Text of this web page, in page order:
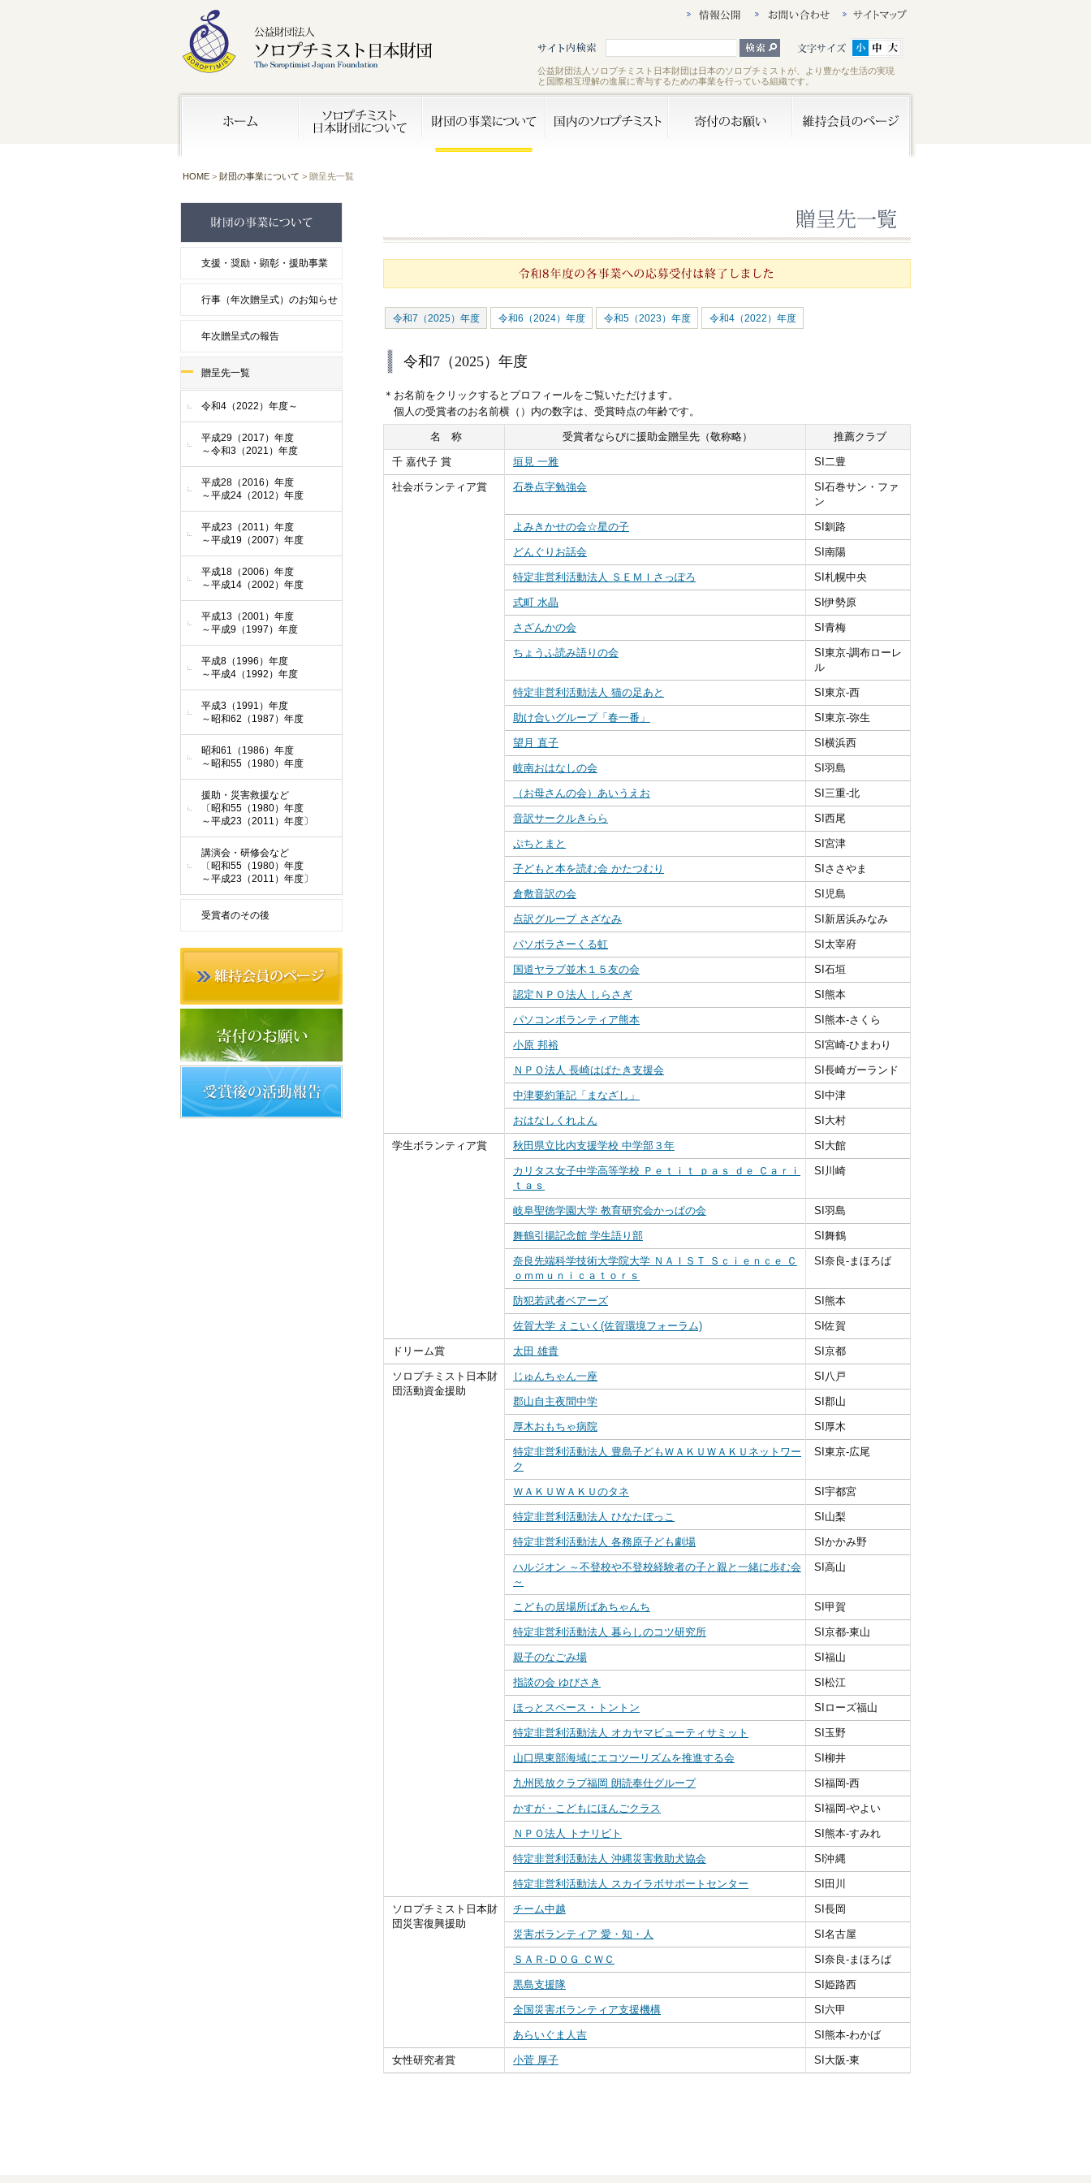
公益財団法人ソロプチミスト日本財団は日本のソロプチミストが、より豊かな生活の実現
と国際相互理解の進展に寄与するための事業を行っている組織です。
HOME > 財団の事業について > 贈呈先一覧
令和7（2025）年度 令和6（2024）年度 令和5（2023）年度 令和4（2022）年度
令和7（2025）年度
＊お名前をクリックするとプロフィールをご覧いただけます。
個人の受賞者のお名前横（）内の数字は、受賞時点の年齢です。
名 称 受賞者ならびに援助金贈呈先（敬称略） 推薦クラブ
千 嘉代子 賞 垣見 一雅 SI二豊
社会ボランティア賞 石巻点字勉強会
SI石巻サン・ファ
ン
よみきかせの会☆星の子 SI釧路
どんぐりお話会 SI南陽
特定非営利活動法人 ＳＥＭＩさっぽろ SI札幌中央
式町 水晶 SI伊勢原
さざんかの会 SI青梅
ちょうふ読み語りの会
SI東京‐調布ローレ
ル
特定非営利活動法人 猫の足あと SI東京‐西
助け合いグループ「春一番」 SI東京‐弥生
望月 直子 SI横浜西
岐南おはなしの会 SI羽島
（お母さんの会）あいうえお SI三重‐北
音訳サークルきらら SI西尾
ぷちとまと SI宮津
子どもと本を読む会 かたつむり SIささやま
倉敷音訳の会 SI児島
点訳グループ さざなみ SI新居浜みなみ
パソボラさーくる虹 SI太宰府
国道ヤラブ並木１５友の会 SI石垣
認定ＮＰＯ法人 しらさぎ SI熊本
パソコンボランティア熊本 SI熊本‐さくら
小原 邦裕 SI宮崎‐ひまわり
ＮＰＯ法人 長崎はばたき支援会 SI長崎ガーランド
中津要約筆記「まなざし」 SI中津
おはなしくれよん SI大村
学生ボランティア賞 秋田県立比内支援学校 中学部３年 SI大館
カリタス女子中学高等学校 Ｐｅｔｉｔ ｐａｓ ｄｅ Ｃａｒｉ
ｔａｓ
SI川崎
岐阜聖徳学園大学 教育研究会かっぱの会 SI羽島
舞鶴引揚記念館 学生語り部 SI舞鶴
奈良先端科学技術大学院大学 ＮＡＩＳＴ Ｓｃｉｅｎｃｅ Ｃ
ｏｍｍｕｎｉｃａｔｏｒｓ
SI奈良‐まほろば
防犯若武者ベアーズ SI熊本
佐賀大学 えこいく(佐賀環境フォーラム) SI佐賀
ドリーム賞 太田 雄貴 SI京都
ソロプチミスト日本財
団活動資金援助
じゅんちゃん一座 SI八戸
郡山自主夜間中学 SI郡山
厚木おもちゃ病院 SI厚木
特定非営利活動法人 豊島子どもＷＡＫＵＷＡＫＵネットワー
ク
SI東京‐広尾
ＷＡＫＵＷＡＫＵのタネ SI宇都宮
特定非営利活動法人 ひなたぼっこ SI山梨
特定非営利活動法人 各務原子ども劇場 SIかかみ野
ハルジオン ～不登校や不登校経験者の子と親と一緒に歩む会
～
SI高山
こどもの居場所ばあちゃんち SI甲賀
特定非営利活動法人 暮らしのコツ研究所 SI京都‐東山
親子のなごみ場 SI福山
指談の会 ゆびさき SI松江
ほっとスペース・トントン SIローズ福山
特定非営利活動法人 オカヤマビューティサミット SI玉野
山口県東部海域にエコツーリズムを推進する会 SI柳井
九州民放クラブ福岡 朗読奉仕グループ SI福岡‐西
かすが・こどもにほんごクラス SI福岡‐やよい
ＮＰＯ法人 トナリビト SI熊本‐すみれ
特定非営利活動法人 沖縄災害救助犬協会 SI沖縄
特定非営利活動法人 スカイラボサポートセンター SI田川
ソロプチミスト日本財
団災害復興援助
チーム中越 SI長岡
災害ボランティア 愛・知・人 SI名古屋
ＳＡＲ‐ＤＯＧ ＣＷＣ SI奈良‐まほろば
黒島支援隊 SI姫路西
全国災害ボランティア支援機構 SI六甲
あらいぐま人吉 SI熊本‐わかば
女性研究者賞 小菅 厚子 SI大阪‐東
支援・奨励・顕彰・援助事業
行事（年次贈呈式）のお知らせ
年次贈呈式の報告
贈呈先一覧
令和4（2022）年度～
平成29（2017）年度
～令和3（2021）年度
平成28（2016）年度
～平成24（2012）年度
平成23（2011）年度
～平成19（2007）年度
平成18（2006）年度
～平成14（2002）年度
平成13（2001）年度
～平成9（1997）年度
平成8（1996）年度
～平成4（1992）年度
平成3（1991）年度
～昭和62（1987）年度
昭和61（1986）年度
～昭和55（1980）年度
援助・災害救援など
〔昭和55（1980）年度
～平成23（2011）年度〕
講演会・研修会など
〔昭和55（1980）年度
～平成23（2011）年度〕
受賞者のその後